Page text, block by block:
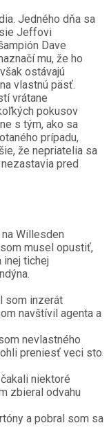
Jedného dňa sa
Jeffovi
Dave
mu, že ho
ostávajú
vlastnú päsť.
vrátane
pokusov
s tým, ako sa
prípadu,
že nepriatelia sa
pred
Willesden
musel opustiť,
inej tichej
som inzerát
navštívil agenta a
nevlastného
preniesť veci sto
niektoré
zbieral odvahu
a pobral som sa